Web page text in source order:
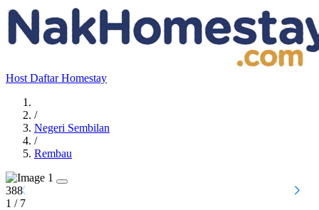
Host Daftar Homestay
/
Negeri Sembilan
/
Rembau
388
1 / 7